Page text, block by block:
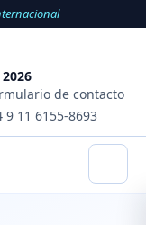
de contacto
9 11 6155-8693